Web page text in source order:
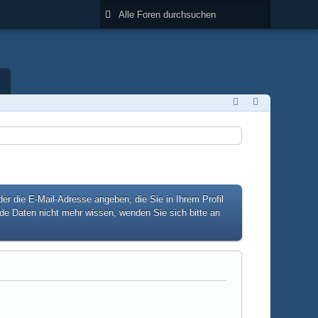
die E-Mail-Adresse angeben, die Sie in Ihrem Profil
Daten nicht mehr wissen, wenden Sie sich bitte an